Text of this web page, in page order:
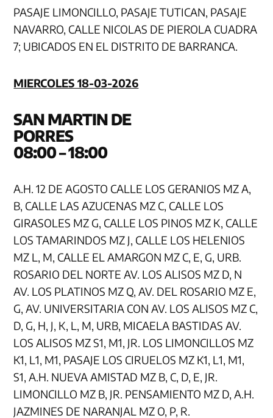
PASAJE LIMONCILLO, PASAJE TUTICAN, PASAJE
NAVARRO, CALLE NICOLAS DE PIEROLA CUADRA
7; UBICADOS EN EL DISTRITO DE BARRANCA.
MIERCOLES 18-03-2026
SAN MARTIN DE
08:00 – 18:00
A.H. 12 DE AGOSTO CALLE LOS GERANIOS MZ A,
B, CALLE LAS AZUCENAS MZ C, CALLE LOS
GIRASOLES MZ G, CALLE LOS PINOS MZ K, CALLE
LOS TAMARINDOS MZ J, CALLE LOS HELENIOS
MZ L, M, CALLE EL AMARGON MZ C, E, G, URB.
ROSARIO DEL NORTE AV. LOS ALISOS MZ D, N
AV. LOS PLATINOS MZ Q, AV. DEL ROSARIO MZ E,
G, AV. UNIVERSITARIA CON AV. LOS ALISOS MZ C,
D, G, H, J, K, L, M, URB, MICAELA BASTIDAS AV.
LOS ALISOS MZ S1, M1, JR. LOS LIMONCILLOS MZ
K1, L1, M1, PASAJE LOS CIRUELOS MZ K1, L1, M1,
S1, A.H. NUEVA AMISTAD MZ B, C, D, E, JR.
LIMONCILLO MZ B, JR. PENSAMIENTO MZ D, A.H.
JAZMINES DE NARANJAL MZ O, P, R.